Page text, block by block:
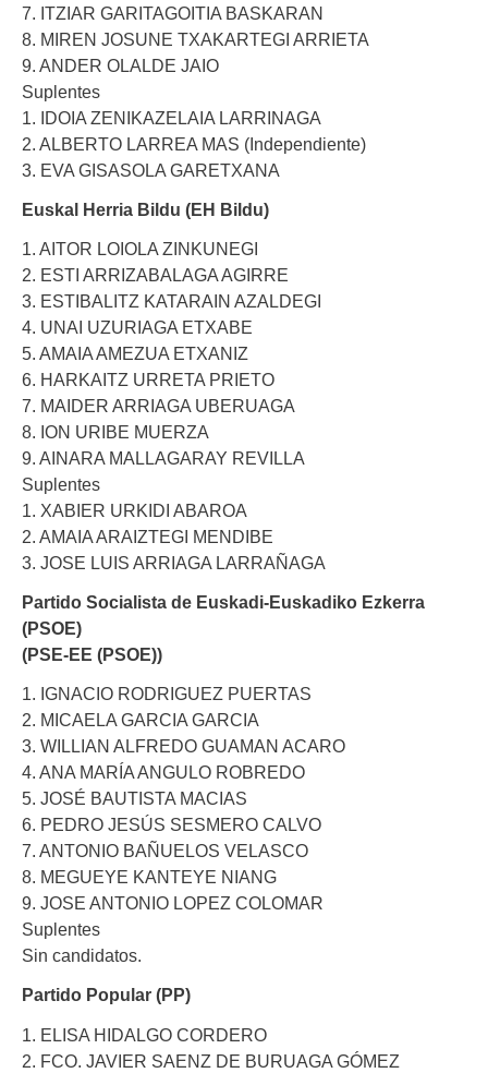
7. ITZIAR GARITAGOITIA BASKARAN
8. MIREN JOSUNE TXAKARTEGI ARRIETA
9. ANDER OLALDE JAIO
Suplentes
1. IDOIA ZENIKAZELAIA LARRINAGA
2. ALBERTO LARREA MAS (Independiente)
3. EVA GISASOLA GARETXANA
Euskal Herria Bildu (EH Bildu)
1. AITOR LOIOLA ZINKUNEGI
2. ESTI ARRIZABALAGA AGIRRE
3. ESTIBALITZ KATARAIN AZALDEGI
4. UNAI UZURIAGA ETXABE
5. AMAIA AMEZUA ETXANIZ
6. HARKAITZ URRETA PRIETO
7. MAIDER ARRIAGA UBERUAGA
8. ION URIBE MUERZA
9. AINARA MALLAGARAY REVILLA
Suplentes
1. XABIER URKIDI ABAROA
2. AMAIA ARAIZTEGI MENDIBE
3. JOSE LUIS ARRIAGA LARRAÑAGA
Partido Socialista de Euskadi-Euskadiko Ezkerra
(PSOE)
(PSE-EE (PSOE))
1. IGNACIO RODRIGUEZ PUERTAS
2. MICAELA GARCIA GARCIA
3. WILLIAN ALFREDO GUAMAN ACARO
4. ANA MARÍA ANGULO ROBREDO
5. JOSÉ BAUTISTA MACIAS
6. PEDRO JESÚS SESMERO CALVO
7. ANTONIO BAÑUELOS VELASCO
8. MEGUEYE KANTEYE NIANG
9. JOSE ANTONIO LOPEZ COLOMAR
Suplentes
Sin candidatos.
Partido Popular (PP)
1. ELISA HIDALGO CORDERO
2. FCO. JAVIER SAENZ DE BURUAGA GÓMEZ